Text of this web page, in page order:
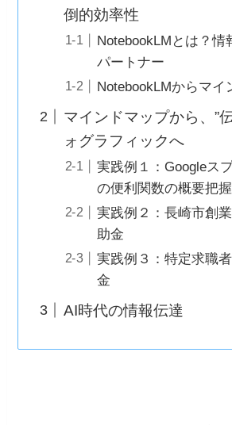
倒的効率性
NotebookLMとは？情
パートナー
NotebookLMからマイ
マインドマップから、”
ォグラフィックへ
実践例１：Googleス
の便利関数の概要把握
実践例２：長崎市創
助金
実践例３：特定求職
金
AI時代の情報伝達